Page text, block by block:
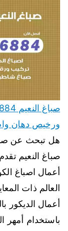
ورخيص دهان
هل تبحث عن
صباغ النعيم
أعمال اصباغ
العالم ذات
أعمال الديكور
باستخدام أمهر